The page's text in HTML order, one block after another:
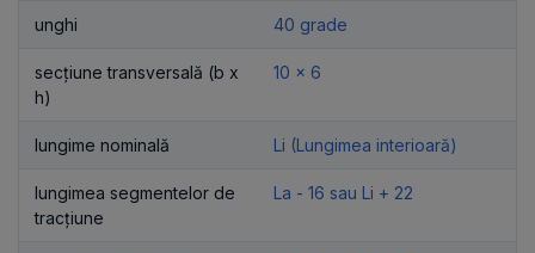
unghi 40 grade
secțiune transversală (b x
h)
10 x 6
lungime nominală Li (Lungimea interioară)
lungimea segmentelor de
tracțiune
La - 16 sau Li + 22